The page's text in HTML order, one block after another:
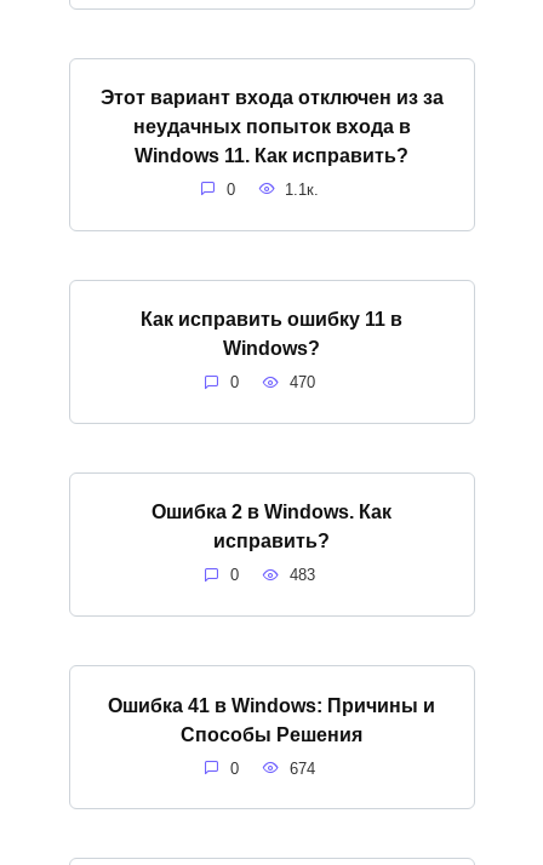
Этот вариант входа отключен из за
неудачных попыток входа в
Windows 11. Как исправить?
0 1.1к.
Как исправить ошибку 11 в
Windows?
0 470
Ошибка 2 в Windows. Как
исправить?
0 483
Ошибка 41 в Windows: Причины и
Способы Решения
0 674